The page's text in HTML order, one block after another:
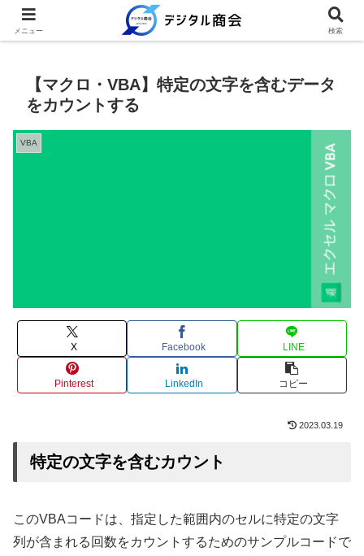
例文を使って繰り返し業務を時短
【マクロ・VBA】特定の文字を含むデータ
をカウントする
VBA
X Facebook LINE
Pinterest LinkedIn コピー
2023.03.19
特定の文字を含むカウント
このVBAコードは、指定した範囲内のセルに特定の文字
列が含まれる回数をカウントするためのサンプルコードで
メニュー 検索